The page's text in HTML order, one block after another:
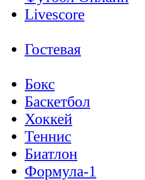
Livescore
Гостевая
Бокс
Баскетбол
Хоккей
Теннис
Биатлон
Формула-1